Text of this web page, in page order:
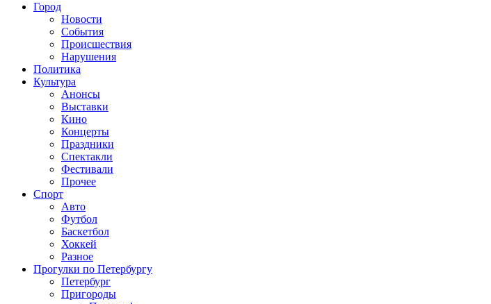
Город
Новости
События
Происшествия
Нарушения
Политика
Культура
Анонсы
Выставки
Кино
Концерты
Праздники
Спектакли
Фестивали
Прочее
Спорт
Авто
Футбол
Баскетбол
Хоккей
Разное
Прогулки по Петербургу
Петербург
Пригороды